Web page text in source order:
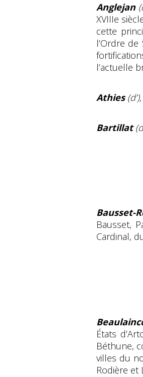
Anglejan
XVIIIe
cette
l’Ordre
l’actuelle
Athies(d’),
Bartillat
Bausset-
Bausset,
Cardinal,
États
Béthune,
villes du
Rodière et